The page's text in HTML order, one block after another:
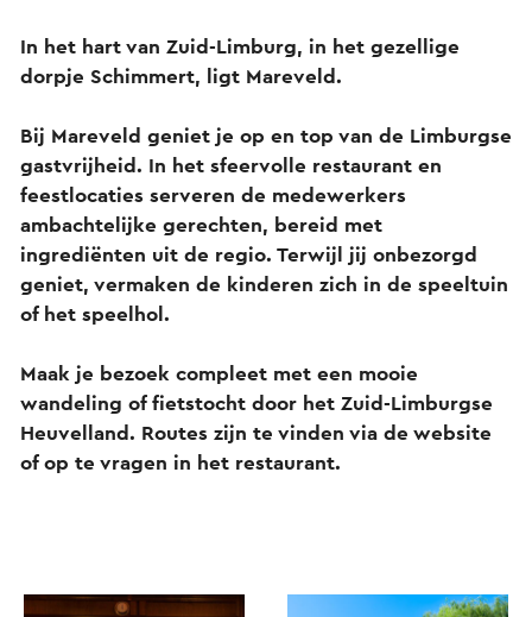
In het hart van Zuid-Limburg, in het gezellige
dorpje Schimmert, ligt Mareveld.
Bij Mareveld geniet je op en top van de Limburgse
gastvrijheid. In het sfeervolle restaurant en
feestlocaties serveren de medewerkers
ambachtelijke gerechten, bereid met
ingrediënten uit de regio. Terwijl jij onbezorgd
geniet, vermaken de kinderen zich in de speeltuin
of het speelhol.
Maak je bezoek compleet met een mooie
wandeling of fietstocht door het Zuid-Limburgse
Heuvelland. Routes zijn te vinden via de website
of op te vragen in het restaurant.